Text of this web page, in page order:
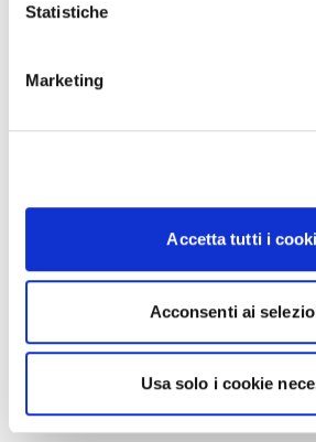
Statistiche
Marketing
Accetta tutti i
Acconsenti ai
Usa solo i cookie